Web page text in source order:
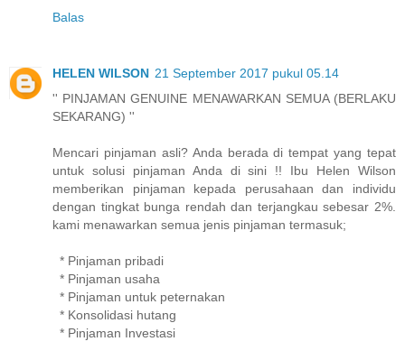
Balas
HELEN WILSON 21 September 2017 pukul 05.14
'' PINJAMAN GENUINE MENAWARKAN SEMUA (BERLAKU
SEKARANG) ''
Mencari pinjaman asli? Anda berada di tempat yang tepat
untuk solusi pinjaman Anda di sini !! Ibu Helen Wilson
memberikan pinjaman kepada perusahaan dan individu
dengan tingkat bunga rendah dan terjangkau sebesar 2%.
kami menawarkan semua jenis pinjaman termasuk;
* Pinjaman pribadi
* Pinjaman usaha
* Pinjaman untuk peternakan
* Konsolidasi hutang
* Pinjaman Investasi